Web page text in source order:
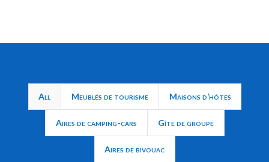
All Meublés de tourisme Maisons d’hôtes
Aires de camping-cars Gîte de groupe
Aires de bivouac